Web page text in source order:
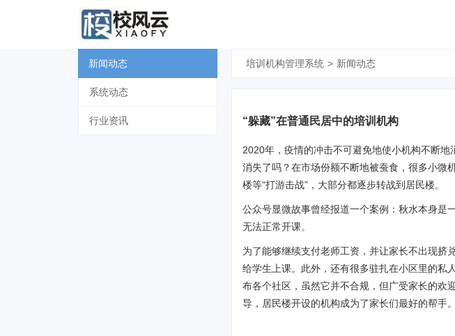
新闻动态
系统动态
行业资讯
培训机构管理系统 > 新闻动态
“躲藏”在普通民居中的培训机构
2020年，疫情的冲击不可避免地使小机构不断
消失了吗？在市场份额不断地被蚕食，很多小微
楼等“打游击战”，大部分都逐步转战到居民楼。
公众号显微故事曾经报道一个案例：秋水本身是
无法正常开课。
为了能够继续支付老师工资，并让家长不出现挤
给学生上课。此外，还有很多驻扎在小区里的私
布各个社区，虽然它并不合规，但广受家长的欢
导，居民楼开设的机构成为了家长们最好的帮手。